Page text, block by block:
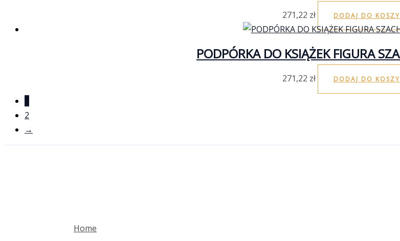
271,22 zł DODAJ DO
PODPÓRKA DO KSIĄŻEK FIGURA
271,22 zł DODAJ DO
1
2
→
Home